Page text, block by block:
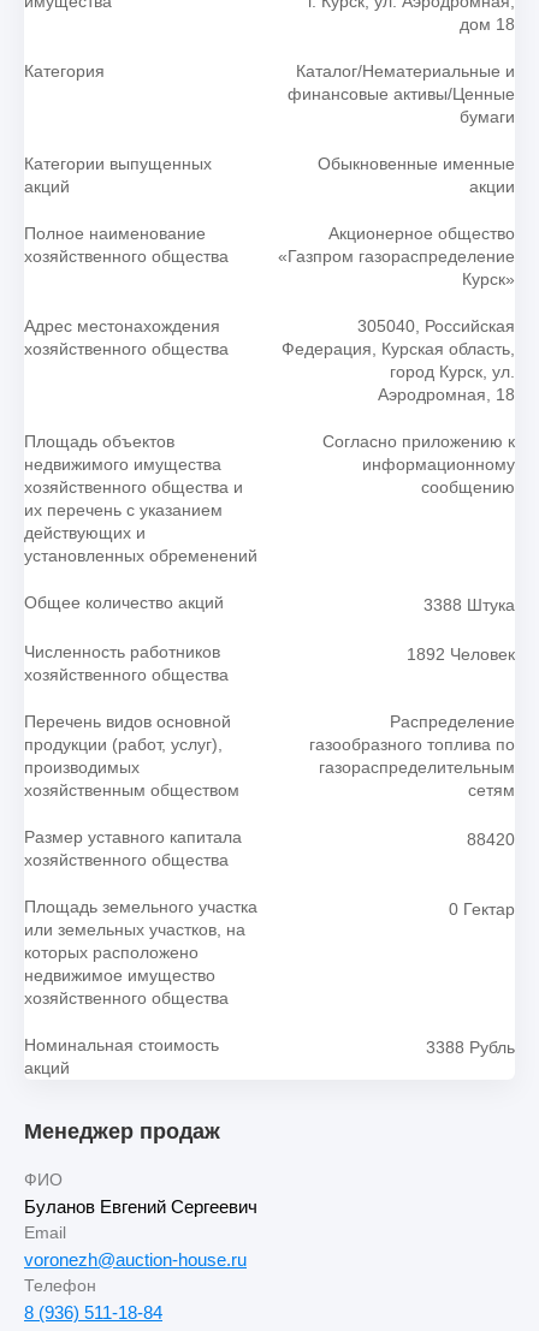
дом 18
Категория
Каталог/Нематериальные и
финансовые активы/Ценные
бумаги
Категории выпущенных
акций
Обыкновенные именные
акции
Полное наименование
хозяйственного общества
Акционерное общество
«Газпром газораспределение
Курск»
Адрес местонахождения
хозяйственного общества
305040, Российская
Федерация, Курская область,
город Курск, ул.
Аэродромная, 18
Площадь объектов
недвижимого имущества
хозяйственного общества и
их перечень с указанием
действующих и
установленных обременений
Согласно приложению к
информационному
сообщению
Общее количество акций 3388 Штука
Численность работников
хозяйственного общества
1892 Человек
Перечень видов основной
продукции (работ, услуг),
производимых
хозяйственным обществом
Распределение
газообразного топлива по
газораспределительным
сетям
Размер уставного капитала
хозяйственного общества
88420
Площадь земельного участка
или земельных участков, на
которых расположено
недвижимое имущество
хозяйственного общества
0 Гектар
Номинальная стоимость
акций
3388 Рубль
Менеджер продаж
ФИО
Буланов Евгений Сергеевич
Email
voronezh@auction-house.ru
Телефон
8 (936) 511-18-84